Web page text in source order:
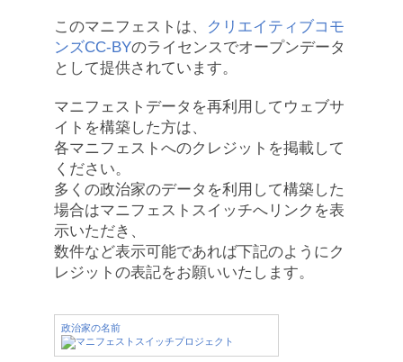
このマニフェストは、
クリエイティブコモ
ンズCC-BYのライセンスでオープンデータ
として提供されています。
マニフェストデータを再利用してウェブサ
イトを構築した方は、
各マニフェストへのクレジットを掲載して
ください。
多くの政治家のデータを利用して構築した
場合はマニフェストスイッチへリンクを表
示いただき、
数件など表示可能であれば下記のようにク
レジットの表記をお願いいたします。
政治家の名前